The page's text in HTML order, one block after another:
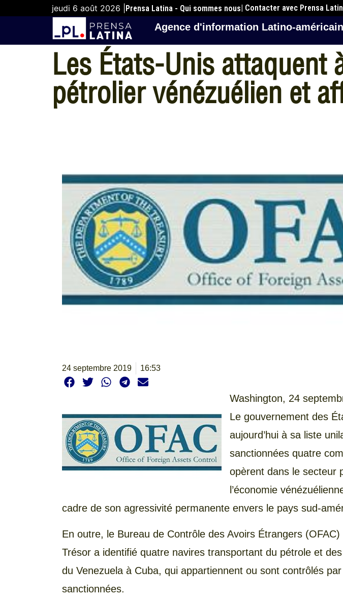
jeudi 6 août 2026 | Prensa Latina - Qui sommes nous| Contacter avec Prensa
Agence d'information Latino-
Les États-Unis attaquent
pétrolier vénézuélien et
24 septembre 2019 16:53
Washington, 24
Le gouvernement des
aujourd’hui à sa liste
sanctionnées quatre
opèrent dans le secteur
l’économie
cadre de son agressivité permanente envers le pays sud-
En outre, le Bureau de Contrôle des Avoirs Étrangers
Trésor a identifié quatre navires transportant du pétrole et
du Venezuela à Cuba, qui appartiennent ou sont contrôlés
sanctionnées.